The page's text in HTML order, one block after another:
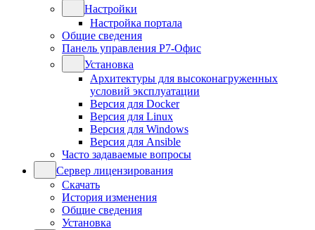
Настройки
Настройка портала
Общие сведения
Панель управления Р7-Офис
Установка
Архитектуры для высоконагруженных
условий эксплуатации
Версия для Docker
Версия для Linux
Версия для Windows
Версия для Ansible
Часто задаваемые вопросы
Сервер лицензирования
Скачать
История изменения
Общие сведения
Установка